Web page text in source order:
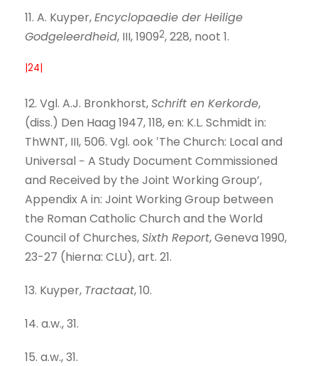
11. A. Kuyper,Encyclopaedie der Heilige
Godgeleerdheid, III, 19092, 228, noot 1.
|24|
12. Vgl. A.J. Bronkhorst,Schrift en Kerkorde,
(diss.) Den Haag 1947, 118, en: K.L. Schmidt in:
ThWNT, III, 506. Vgl. ook ‛The Church: Local and
Universal − A Study Document Commissioned
and Received by the Joint Working Group’,
Appendix A in: Joint Working Group between
the Roman Catholic Church and the World
Council of Churches,Sixth Report, Geneva 1990,
23-27 (hierna: CLU), art. 21.
13. Kuyper, Tractaat, 10.
14. a.w., 31.
15. a.w., 31.